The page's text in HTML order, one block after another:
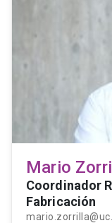
Mario
Coordinador
Fabricación